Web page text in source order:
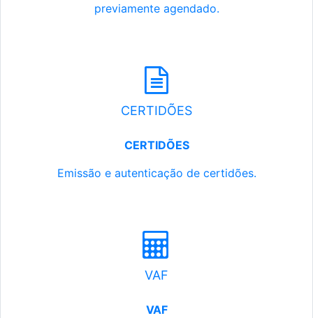
previamente agendado.
CERTIDÕES
CERTIDÕES
Emissão e autenticação de certidões.
VAF
VAF